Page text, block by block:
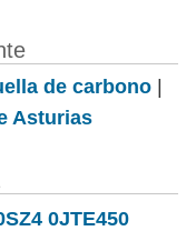
de carbono|
Asturias
0JTE450